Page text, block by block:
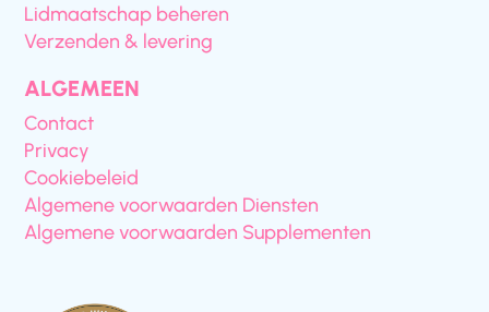
Lidmaatschap beheren
Verzenden & levering
ALGEMEEN
Contact
Privacy
Cookiebeleid
Algemene voorwaarden Diensten
Algemene voorwaarden Supplementen